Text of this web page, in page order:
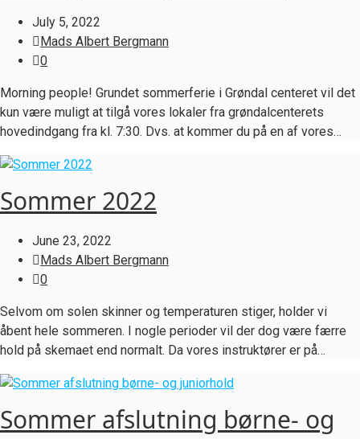
July 5, 2022
Mads Albert Bergmann
0
Morning people! Grundet sommerferie i Grøndal centeret vil det
kun være muligt at tilgå vores lokaler fra grøndalcenterets
hovedindgang fra kl. 7:30. Dvs. at kommer du på en af vores…
Sommer 2022
June 23, 2022
Mads Albert Bergmann
0
Selvom om solen skinner og temperaturen stiger, holder vi
åbent hele sommeren. I nogle perioder vil der dog være færre
hold på skemaet end normalt. Da vores instruktører er på…
Sommer afslutning børne- og